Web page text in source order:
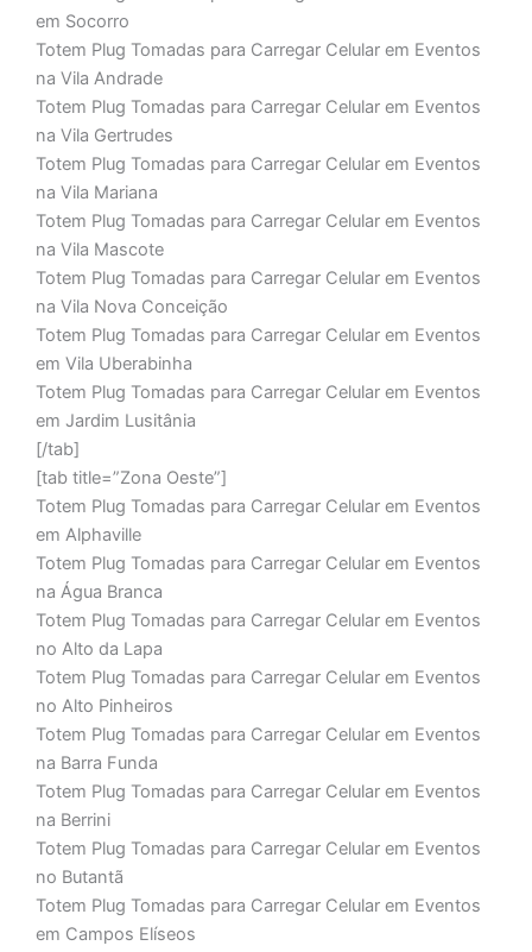
em Socorro
Totem Plug Tomadas para Carregar Celular em Eventos
na Vila Andrade
Totem Plug Tomadas para Carregar Celular em Eventos
na Vila Gertrudes
Totem Plug Tomadas para Carregar Celular em Eventos
na Vila Mariana
Totem Plug Tomadas para Carregar Celular em Eventos
na Vila Mascote
Totem Plug Tomadas para Carregar Celular em Eventos
na Vila Nova Conceição
Totem Plug Tomadas para Carregar Celular em Eventos
em Vila Uberabinha
Totem Plug Tomadas para Carregar Celular em Eventos
em Jardim Lusitânia
[/tab]
[tab title=”Zona Oeste”]
Totem Plug Tomadas para Carregar Celular em Eventos
em Alphaville
Totem Plug Tomadas para Carregar Celular em Eventos
na Água Branca
Totem Plug Tomadas para Carregar Celular em Eventos
no Alto da Lapa
Totem Plug Tomadas para Carregar Celular em Eventos
no Alto Pinheiros
Totem Plug Tomadas para Carregar Celular em Eventos
na Barra Funda
Totem Plug Tomadas para Carregar Celular em Eventos
na Berrini
Totem Plug Tomadas para Carregar Celular em Eventos
no Butantã
Totem Plug Tomadas para Carregar Celular em Eventos
em Campos Elíseos